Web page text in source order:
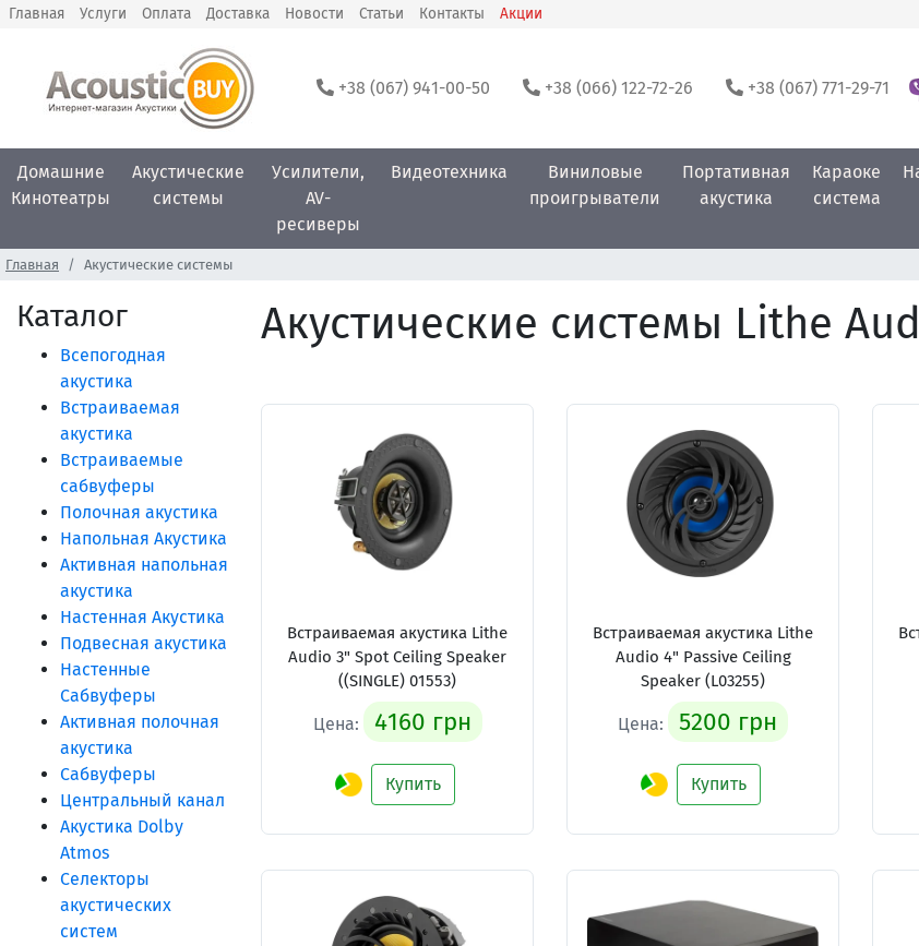
Главная Услуги Оплата Доставка Новости Статьи Контакты Акции
+38 (067) 941-00-50 +38 (066) 122-72-26 +38 (067) 771-29-71
Домашние
Кинотеатры
Акустические
системы
Усилители,
AV-
ресиверы
Видеотехника
Виниловые
проигрыватели
Портативная
акустика
Караоке
система
Главная Акустические системы
Каталог
Всепогодная
акустика
Встраиваемая
акустика
Встраиваемые
сабвуферы
Полочная акустика
Напольная Акустика
Активная напольная
акустика
Настенная Акустика
Подвесная акустика
Настенные
Сабвуферы
Активная полочная
акустика
Сабвуферы
Центральный канал
Акустика Dolby
Atmos
Селекторы
акустических
систем
Акустические системы Lithe
Встраиваемая акустика Lithe
Audio 3" Spot Ceiling Speaker
((SINGLE) 01553)
Цена: 4160 грн
Купить
Встраиваемая акустика Lithe
Audio 4" Passive Ceiling
Speaker (L03255)
Цена: 5200 грн
Купить